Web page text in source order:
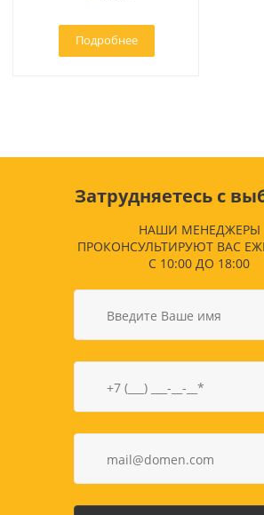
Подробнее
Затрудняетесь с
НАШИ МЕНЕДЖЕРЫ
ПРОКОНСУЛЬТИРУЮТ ВАС
С 10:00 ДО 18:00